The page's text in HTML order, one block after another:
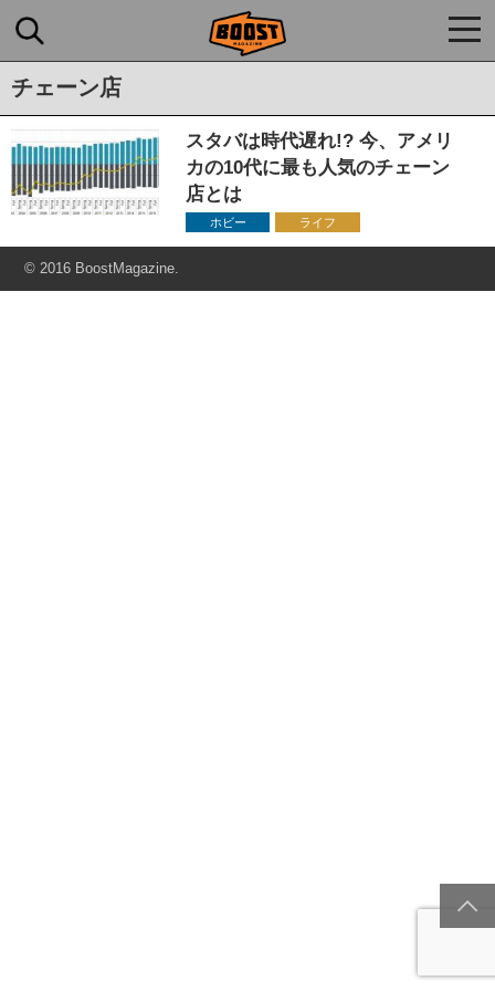
チェーン店
スタバは時代遅れ!? 今、アメリ
カの10代に最も人気のチェーン
店とは
ホビー ライフ
© 2016 BoostMagazine.